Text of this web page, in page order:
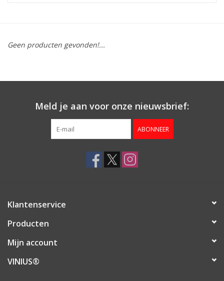
Wijnhuizen
Geen producten gevonden!...
Meld je aan voor onze nieuwsbrief:
ABONNEER
Klantenservice
Producten
Mijn account
VINIUS®